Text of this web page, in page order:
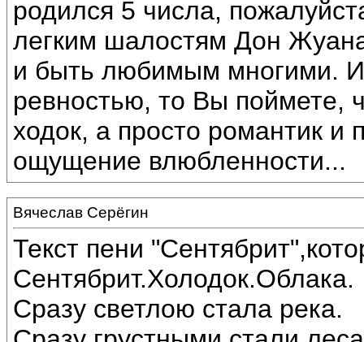
родился 5 числа,
легким шалостям Дон
и быть любимым многими.
ревностью, то Вы
ходок, а просто романтик и
ощущение влюбленности...
Вячеслав Серёгин
Текст пени
Сентябрит.Холодок.Облака.
Сразу светлою стала река.